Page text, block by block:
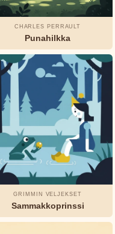
CHARLES PERRAULT
Punahilkka
GRIMMIN VELJEKSET
Sammakkoprinssi